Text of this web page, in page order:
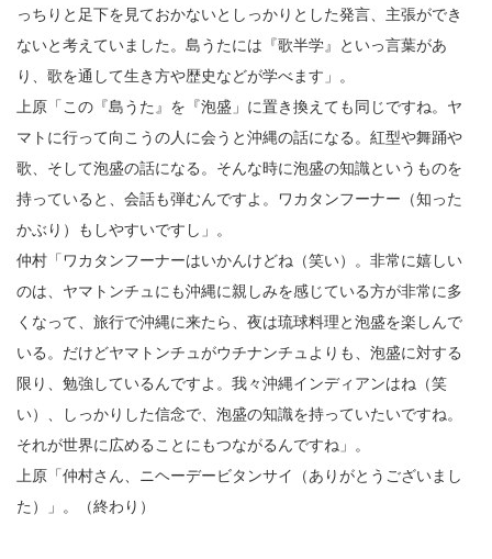
っちりと足下を見ておかないとしっかりとした発言、主張ができ
ないと考えていました。島うたには『歌半学』といっ言葉があ
り、歌を通して生き方や歴史などが学べます」。
上原「この『島うた』を『泡盛」に置き換えても同じですね。ヤ
マトに行って向こうの人に会うと沖縄の話になる。紅型や舞踊や
歌、そして泡盛の話になる。そんな時に泡盛の知識というものを
持っていると、会話も弾むんですよ。ワカタンフーナー（知った
かぶり）もしやすいですし」。
仲村「ワカタンフーナーはいかんけどね（笑い）。非常に嬉しい
のは、ヤマトンチュにも沖縄に親しみを感じている方が非常に多
くなって、旅行で沖縄に来たら、夜は琉球料理と泡盛を楽しんで
いる。だけどヤマトンチュがウチナンチュよりも、泡盛に対する
限り、勉強しているんですよ。我々沖縄インディアンはね（笑
い）、しっかりした信念で、泡盛の知識を持っていたいですね。
それが世界に広めることにもつながるんですね」。
上原「仲村さん、ニヘーデービタンサイ（ありがとうございまし
た）」。（終わり）